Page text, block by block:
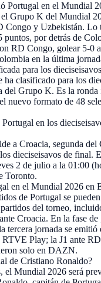
Portugal en el Mundial
Grupo K del Mundial
Congo y Uzbekistán. Lo
puntos, por detrás de
RD Congo, golear 5-0
en la última
para los
ha clasificado para los
del Grupo K. Es la ronda
nuevo formato de 48
en los
a Croacia, segunda del
dieciseisavos de final.
2 de julio a la 01:00
Toronto.
en el Mundial 2026 en
de Portugal se
del torneo,
Croacia. En la fase
tercera jornada se emitió
Play; la J1 ante
solo en DAZN.
de Cristiano Ronaldo?
el Mundial 2026 será